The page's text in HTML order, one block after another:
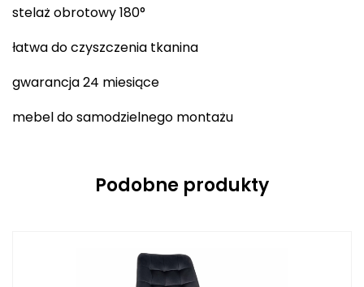
stelaż obrotowy 180°
łatwa do czyszczenia tkanina
gwarancja 24 miesiące
mebel do samodzielnego montażu
Podobne produkty